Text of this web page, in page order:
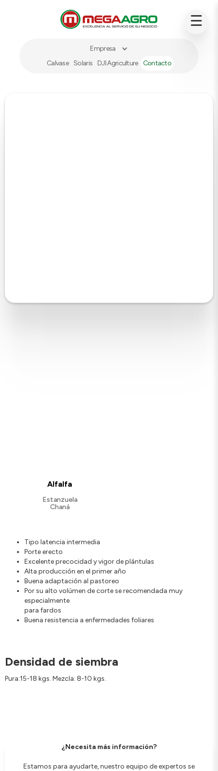
Empresa
Calvase Solaris DJI Agriculture Contacto
Alfalfa
Estanzuela
Chaná
Tipo latencia intermedia
Porte erecto
Excelente precocidad y vigor de plántulas
Alta producción en el primer año
Buena adaptación al pastoreo
Por su alto volúmen de corte se recomendada muy
especialmente
para fardos
Buena resistencia a enfermedades foliares
Densidad de siembra
Pura:15-18 kgs. Mezcla: 8-10 kgs.
¿Necesita más información?
Estamos para ayudarte, nuestro equipo de expertos se
☰